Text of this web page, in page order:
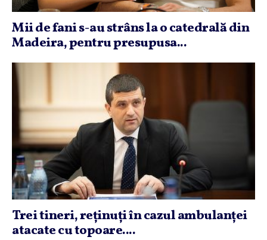
Mii de fani s-au strâns la o catedrală din
Madeira, pentru presupusa...
Trei tineri, reţinuţi în cazul ambulanţei
atacate cu topoare....